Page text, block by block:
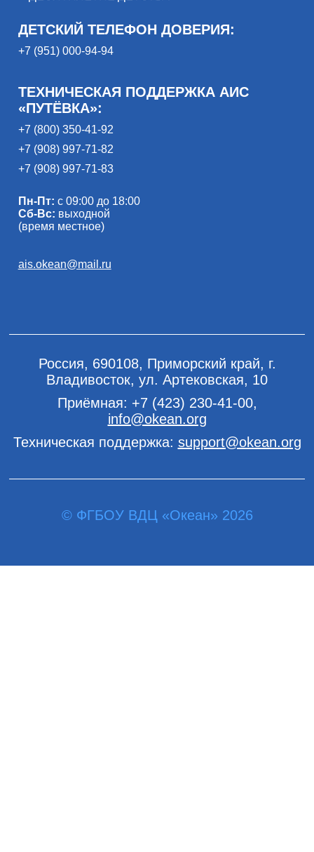
ДЕТСКИЙ ТЕЛЕФОН ДОВЕРИЯ:
+7 (951) 000-94-94
ТЕХНИЧЕСКАЯ ПОДДЕРЖКА АИС
«ПУТЁВКА»:
+7 (800) 350-41-92
+7 (908) 997-71-82
+7 (908) 997-71-83
Пн-Пт: с 09:00 до 18:00
Сб-Вс: выходной
(время местное)
ais.okean@mail.ru
Россия, 690108, Приморский край, г.
Владивосток, ул. Артековская, 10
Приёмная: +7 (423) 230-41-00,
info@okean.org
Техническая поддержка: support@okean.org
© ФГБОУ ВДЦ «Океан» 2026